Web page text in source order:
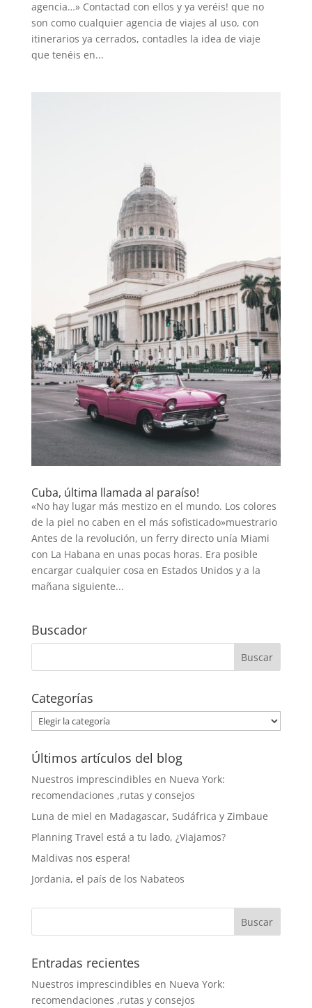
agencia…» Contactad con ellos y ya veréis! que no
son como cualquier agencia de viajes al uso, con
itinerarios ya cerrados, contadles la idea de viaje
que tenéis en...
Cuba, última llamada al paraíso!
«No hay lugar más mestizo en el mundo. Los colores
de la piel no caben en el más sofisticado»muestrario
Antes de la revolución, un ferry directo unía Miami
con La Habana en unas pocas horas. Era posible
encargar cualquier cosa en Estados Unidos y a la
mañana siguiente...
Buscador
Categorías
Categorías
Últimos artículos del blog
Nuestros imprescindibles en Nueva York:
recomendaciones ,rutas y consejos
Luna de miel en Madagascar, Sudáfrica y Zimbaue
Planning Travel está a tu lado, ¿Viajamos?
Maldivas nos espera!
Jordania, el país de los Nabateos
Entradas recientes
Nuestros imprescindibles en Nueva York:
recomendaciones ,rutas y consejos